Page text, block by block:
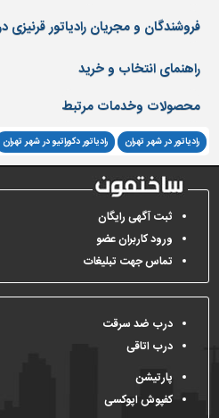
دیوارپوش،
سنگ
سرویس
بهداشتی
ابزار،یراق
و
آلات
برقی،روشنایی،ایمنی
محوطه
و
نما
ساخت
و
فروشندگان و مجریان رادیاتور قرنیزی
راهنمای انتخاب و خرید
محصولات وخدمات مرتبط
رادیاتور در شهر تهران رادیاتور دکوراتیو در شهر تهران
ثبت آگهی رایگان
ورود کاربران عضو
تماس جهت تبلیغات
درب ضد سرقت
درب اتاقی
پارتیشن
کفپوش اپوکسی